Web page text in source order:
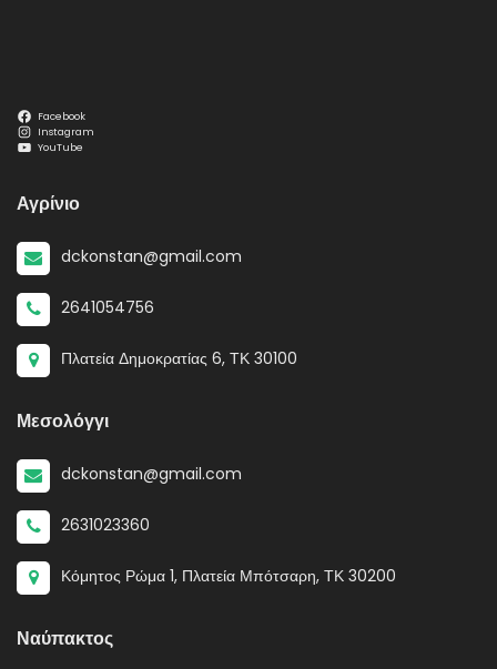
Facebook
Instagram
YouTube
Αγρίνιο
dckonstan@gmail.com
2641054756
Πλατεία Δημοκρατίας 6, ΤΚ 30100
Μεσολόγγι
dckonstan@gmail.com
2631023360
Κόμητος Ρώμα 1, Πλατεία Μπότσαρη, ΤΚ 30200
Ναύπακτος